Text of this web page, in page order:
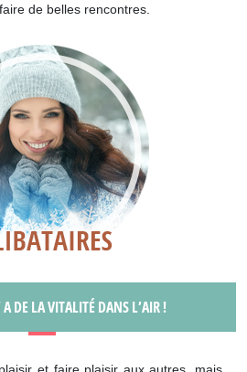
de belles rencontres.
DE LA VITALITÉ DANS L’AIR !
et faire plaisir aux autres, mais